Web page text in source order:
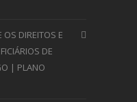
OS DIREITOS E
DE
| PLANO